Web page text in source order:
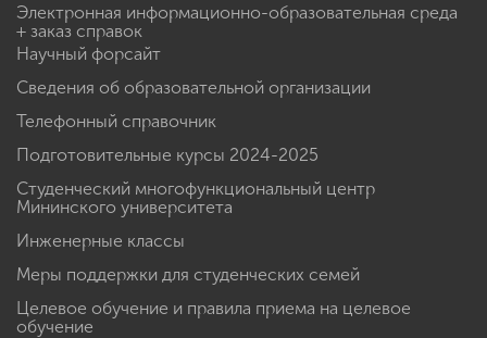
Электронная информационно-образовательная среда
+ заказ справок
Научный форсайт
Сведения об образовательной организации
Телефонный справочник
Подготовительные курсы 2024-2025
Студенческий многофункциональный центр
Мининского университета
Инженерные классы
Меры поддержки для студенческих семей
Целевое обучение и правила приема на целевое
обучение